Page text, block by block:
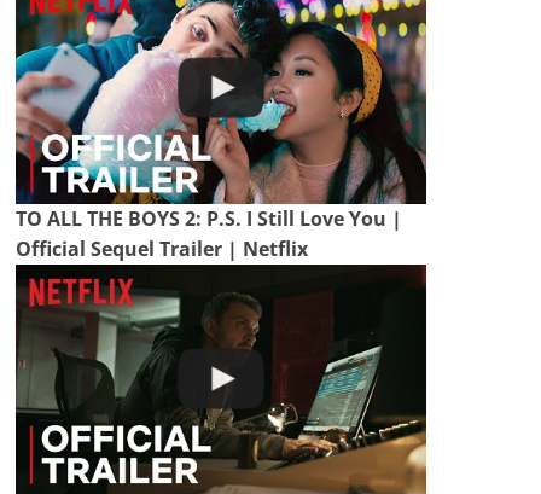
TO ALL THE BOYS 2: P.S. I Still Love You |
Official Sequel Trailer | Netflix